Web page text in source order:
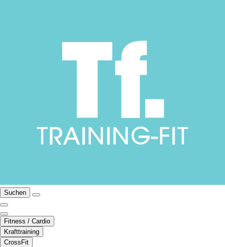
Suchen
Fitness / Cardio
Krafttraining
CrossFit